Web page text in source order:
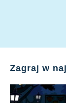
Zagraj w